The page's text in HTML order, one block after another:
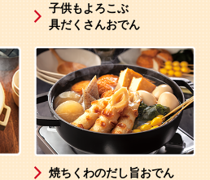
子供もよろこぶ
具だくさんおでん
焼ちくわのだし旨おでん